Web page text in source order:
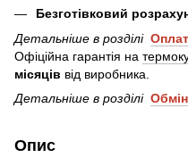
Безготівковий
Детальніше в розділі
Офіційна гарантія на
місяців від виробника.
Детальніше в розділі
Опис